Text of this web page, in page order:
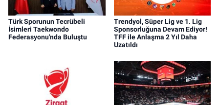
Türk Sporunun Tecrübeli
İsimleri Taekwondo
Federasyonu'nda Buluştu
Trendyol, Süper Lig ve 1. Lig
Sponsorluğuna Devam Ediyor!
TFF ile Anlaşma 2 Yıl Daha
Uzatıldı